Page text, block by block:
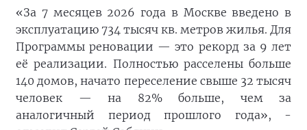
«За 7 месяцев 2026 года в Москве введено в
эксплуатацию 734 тысяч кв. метров жилья. Для
Программы реновации — это рекорд за 9 лет
её реализации. Полностью расселены больше
140 домов, начато переселение свыше 32 тысяч
человек — на 82% больше, чем за
аналогичный период прошлого года», -